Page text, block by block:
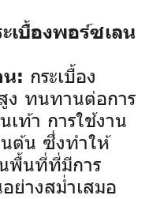
บื้องพอร์ซเลน
น: กระเบื้อง
ง ทนทานต่อการ
ท้า การใช้งาน
นต้น ซึ่งทำให้
นพื้นที่ที่มีการ
ย่างสม่ำเสมอ